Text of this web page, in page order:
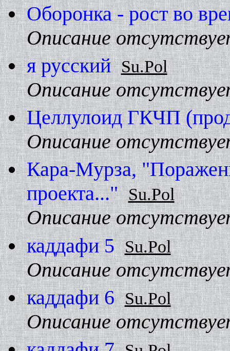
Оборонка - рост во
Описание
я русский Su.Pol
Описание
Целлулоид ГКЧП
Описание
Кара-Мурза,
проекта..." Su.Pol
Описание
каддафи 5 Su.Pol
Описание
каддафи 6 Su.Pol
Описание